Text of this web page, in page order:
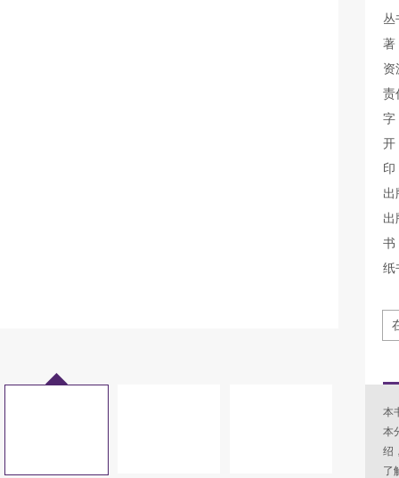
丛
著
资
责
出
出
纸
本
本
绍
了